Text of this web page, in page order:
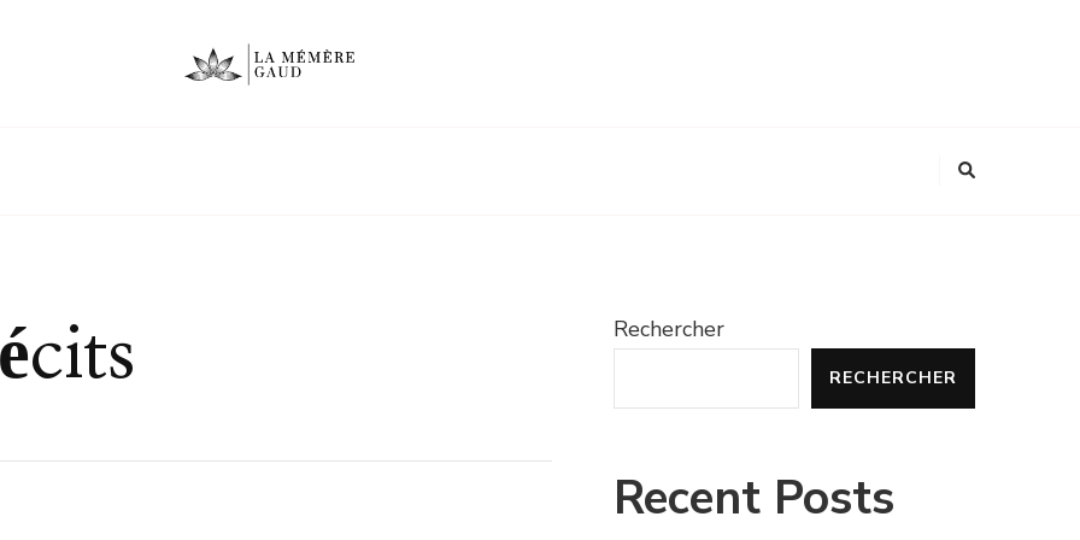
Rechercher
RECHERCHER
Recent Posts